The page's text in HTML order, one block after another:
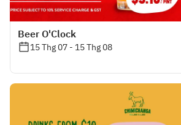
Beer O'Clock
15 Thg 07 - 15 Thg 08